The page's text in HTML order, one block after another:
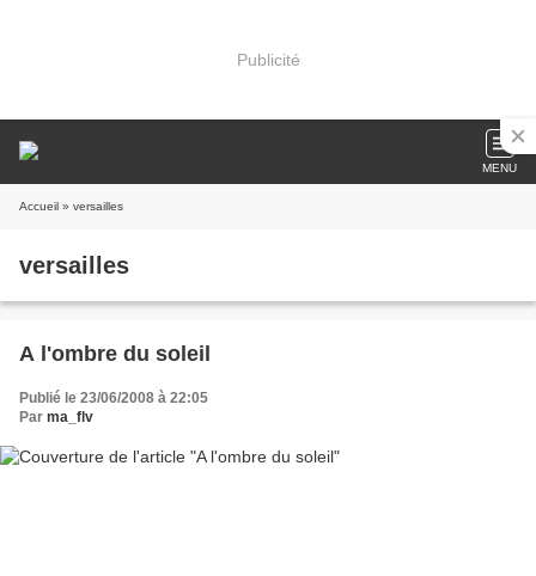
Publicité
MENU
Accueil » versailles
versailles
A l'ombre du soleil
Publié le 23/06/2008 à 22:05
Par ma_flv